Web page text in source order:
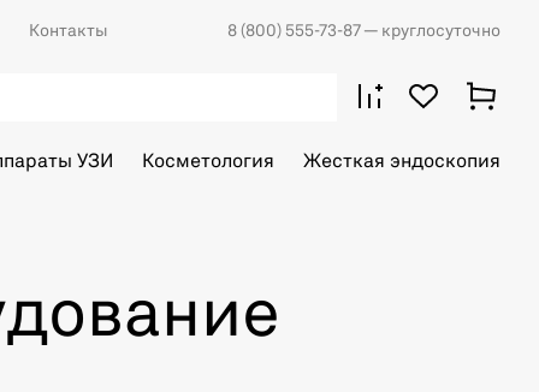
Контакты 8 (800) 555-73-87 — круглосуточно
УЗИ Косметология Жесткая эндоскопия